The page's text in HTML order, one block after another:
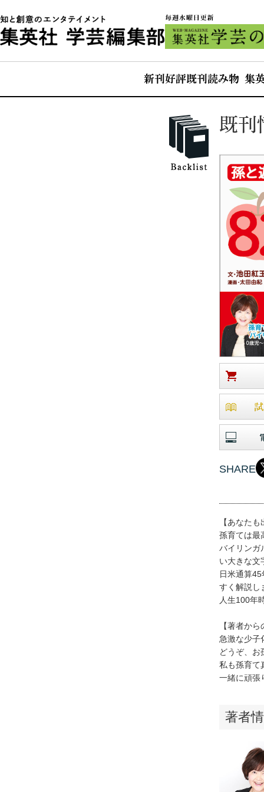
新刊 好評既刊 読み物 集
既刊
SHARE
【あなた
孫育ては最
バイリンガ
い大きな文
日米通算
すく解説し
人生100年
【著者か
急激な少子
どうぞ、お
私も孫育て
一緒に頑張
著者